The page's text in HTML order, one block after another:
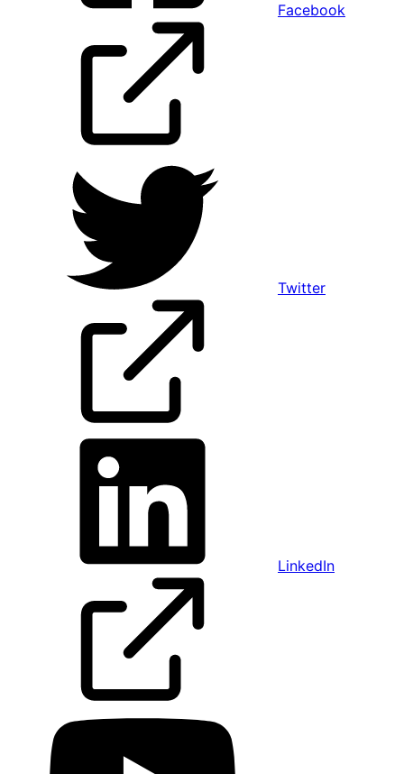
Facebook
Twitter
LinkedIn